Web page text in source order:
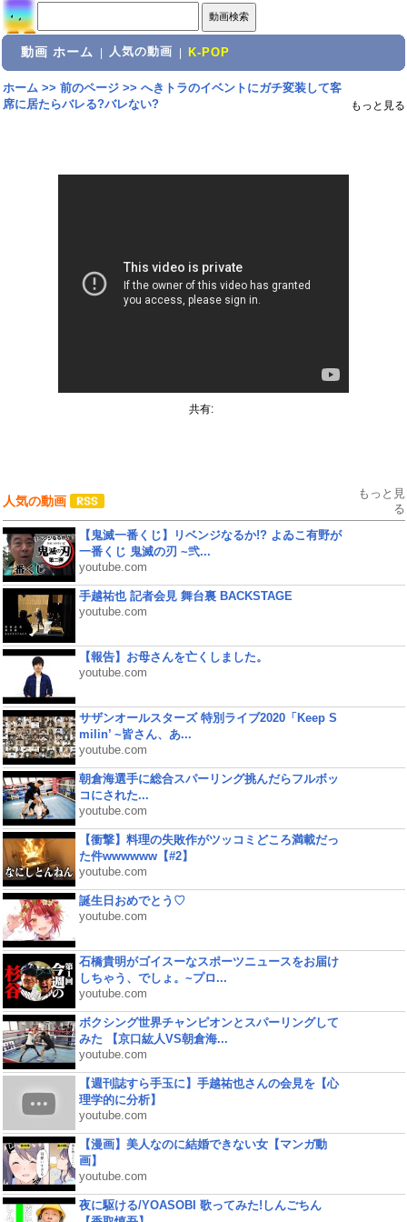
動画 ホーム 人気の動画 K-POP
ホーム>> 前のページ>> へきトラのイベントにガチ変装して客
席に居たらバレる?バレない?
もっと見る
共有:
人気の動画
もっと見
る
【鬼滅一番くじ】リベンジなるか!? よゐこ有野が
一番くじ 鬼滅の刃 ~弐...
youtube.com
手越祐也 記者会見 舞台裏 BACKSTAGE
youtube.com
【報告】お母さんを亡くしました。
youtube.com
サザンオールスターズ 特別ライブ2020「Keep S
milin’ ~皆さん、あ...
youtube.com
朝倉海選手に総合スパーリング挑んだらフルボッ
コにされた...
youtube.com
【衝撃】料理の失敗作がツッコミどころ満載だっ
た件wwwwww【#2】
youtube.com
誕生日おめでとう♡
youtube.com
石橋貴明がゴイスーなスポーツニュースをお届け
しちゃう、でしょ。~プロ...
youtube.com
ボクシング世界チャンピオンとスパーリングして
みた 【京口紘人VS朝倉海...
youtube.com
【週刊誌すら手玉に】手越祐也さんの会見を【心
理学的に分析】
youtube.com
【漫画】美人なのに結婚できない女【マンガ動
画】
youtube.com
夜に駆ける/YOASOBI 歌ってみた!しんごちん